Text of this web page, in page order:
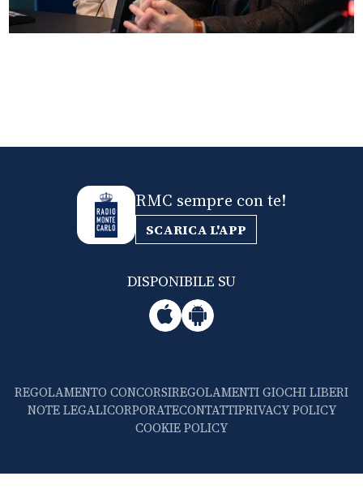
RMC sempre con te!
SCARICA L'APP
DISPONIBILE SU
REGOLAMENTO CONCORSIREGOLAMENTI GIOCHI LIBERI
NOTE LEGALICORPORATECONTATTIPRIVACY POLICY
COOKIE POLICY